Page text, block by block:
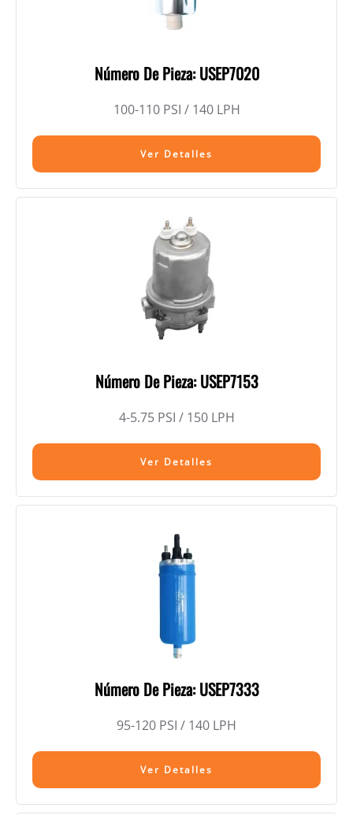
Número De Pieza: USEP7020
100-110 PSI / 140 LPH
Ver Detalles
Número De Pieza: USEP7153
4-5.75 PSI / 150 LPH
Ver Detalles
Número De Pieza: USEP7333
95-120 PSI / 140 LPH
Ver Detalles